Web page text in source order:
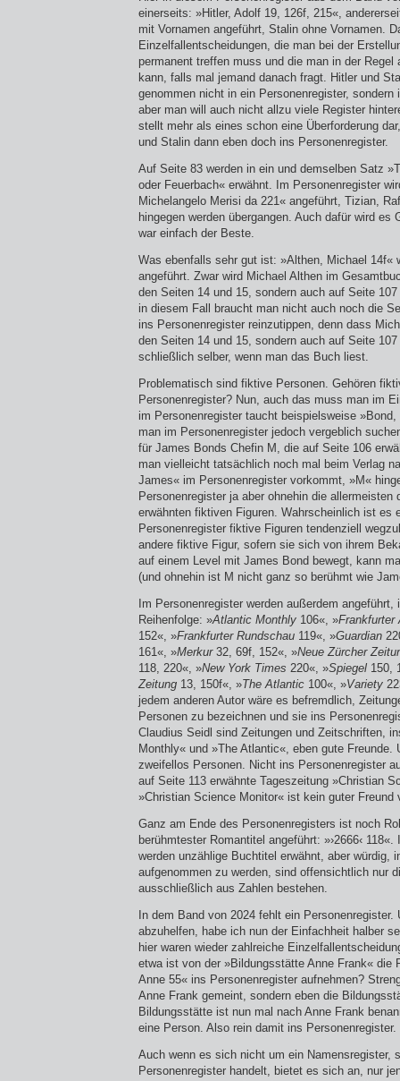
einerseits: »Hitler, Adolf 19, 126f, 215«,
mit Vornamen angeführt, Stalin ohne Vornamen.
Einzelfallentscheidungen, die man bei der
permanent treffen muss und die man in der Regel
kann, falls mal jemand danach fragt. Hitler und
genommen nicht in ein Personenregister, sondern
aber man will auch nicht allzu viele Register
stellt mehr als eines schon eine Überforderung
und Stalin dann eben doch ins Personenregister.
Auf Seite 83 werden in ein und demselben Satz
oder Feuerbach« erwähnt. Im Personenregister
Michelangelo Merisi da 221« angeführt, Tizian,
hingegen werden übergangen. Auch dafür wird es
war einfach der Beste.
Was ebenfalls sehr gut ist: »Althen, Michael 14f«
angeführt. Zwar wird Michael Althen im
den Seiten 14 und 15, sondern auch auf Seite
in diesem Fall braucht man nicht auch noch die
ins Personenregister reinzutippen, denn dass
den Seiten 14 und 15, sondern auch auf Seite
schließlich selber, wenn man das Buch liest.
Problematisch sind fiktive Personen. Gehören
Personenregister? Nun, auch das muss man im
im Personenregister taucht beispielsweise
man im Personenregister jedoch vergeblich
für James Bonds Chefin M, die auf Seite 106
man vielleicht tatsächlich noch mal beim Verlag
James« im Personenregister vorkommt, »M«
Personenregister ja aber ohnehin die allermeisten
erwähnten fiktiven Figuren. Wahrscheinlich ist es
Personenregister fiktive Figuren tendenziell
andere fiktive Figur, sofern sie sich von ihrem
auf einem Level mit James Bond bewegt, kann
(und ohnehin ist M nicht ganz so berühmt wie
Im Personenregister werden außerdem angeführt,
Reihenfolge: »Atlantic Monthly 106«, »Frankfurter
152«, »Frankfurter Rundschau 119«, »Guardian
161«, »Merkur32, 69f, 152«, »Neue Zürcher
118, 220«, »New York Times 220«, »Spiegel 150,
Zeitung 13, 150f«, »The Atlantic 100«, »Variety
jedem anderen Autor wäre es befremdlich,
Personen zu bezeichnen und sie ins
Claudius Seidl sind Zeitungen und Zeitschriften,
Monthly« und »The Atlantic«, eben gute Freunde.
zweifellos Personen. Nicht ins Personenregister
auf Seite 113 erwähnte Tageszeitung »Christian
»Christian Science Monitor« ist kein guter Freund
Ganz am Ende des Personenregisters ist noch
berühmtester Romantitel angeführt: »›2666‹
werden unzählige Buchtitel erwähnt, aber würdig,
aufgenommen zu werden, sind offensichtlich nur
ausschließlich aus Zahlen bestehen.
In dem Band von 2024 fehlt ein
abzuhelfen, habe ich nun der Einfachheit halber
hier waren wieder zahlreiche
etwa ist von der »Bildungsstätte Anne Frank« die
Anne 55« ins Personenregister aufnehmen?
Anne Frank gemeint, sondern eben die
Bildungsstätte ist nun mal nach Anne Frank
eine Person. Also rein damit ins Personenregister.
Auch wenn es sich nicht um ein Namensregister,
Personenregister handelt, bietet es sich an, nur